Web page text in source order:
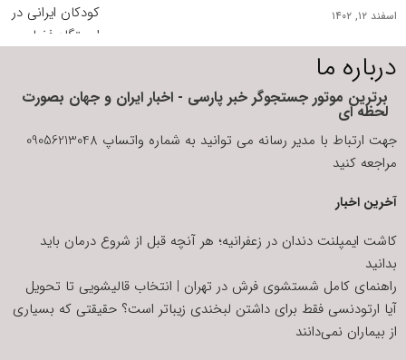
اسفند ۱۲, ۱۴۰۲
درباره ما
برترین موتور جستجوگر خبر پارسی - اخبار ایران و جهان بصورت
لحظه ای
جهت ارتباط با مدیر رسانه می توانید به شماره واتساپ 09056213048
مراجعه کنید
آخرین اخبار
کاشت ایمپلنت دندان در زعفرانیه؛ هر آنچه قبل از شروع درمان باید
بدانید
راهنمای کامل شستشوی فرش در تهران | انتخاب قالیشویی تا تحویل
آیا ارتودنسی فقط برای داشتن لبخندی زیباتر است؟ حقیقتی که بسیاری
از بیماران نمی‌دانند